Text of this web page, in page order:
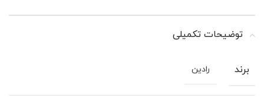
توضیحات تکمیلی
برند رادین